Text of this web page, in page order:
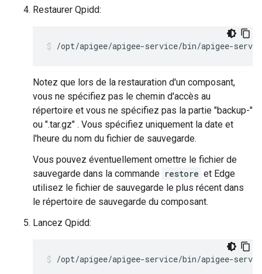
Restaurer Qpidd:
/opt/apigee/apigee-service/bin/apigee-
Notez que lors de la restauration d'un composant,
vous ne spécifiez pas le chemin d'accès au
répertoire et vous ne spécifiez pas la partie "backup-"
ou ".tar.gz" . Vous spécifiez uniquement la date et
l'heure du nom du fichier de sauvegarde.
Vous pouvez éventuellement omettre le fichier de
sauvegarde dans la commande restore et Edge
utilisez le fichier de sauvegarde le plus récent dans
le répertoire de sauvegarde du composant.
Lancez Qpidd:
/opt/apigee/apigee-service/bin/apigee-